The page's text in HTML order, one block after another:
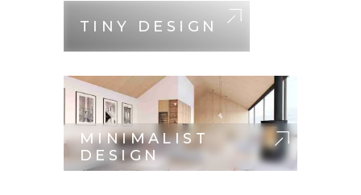
TINY DESIGN
MINIMALIST
DESIGN